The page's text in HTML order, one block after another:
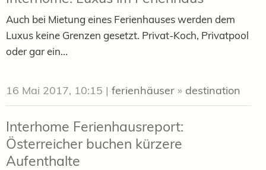
Auch bei Mietung eines Ferienhauses werden dem
Luxus keine Grenzen gesetzt. Privat-Koch, Privatpool
oder gar ein...
16 Mai 2017, 10:15 | ferienhäuser » destination
Interhome Ferienhausreport:
Österreicher buchen kürzere
Aufenthalte